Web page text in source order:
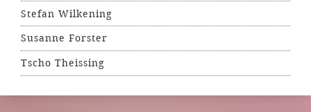
Stefan Wilkening
Susanne Forster
Tscho Theissing